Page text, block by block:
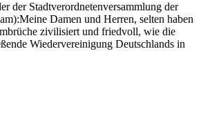
der Stadtverordnetenversammlung der
Damen und Herren, selten haben
zivilisiert und friedvoll, wie die
Wiedervereinigung Deutschlands in